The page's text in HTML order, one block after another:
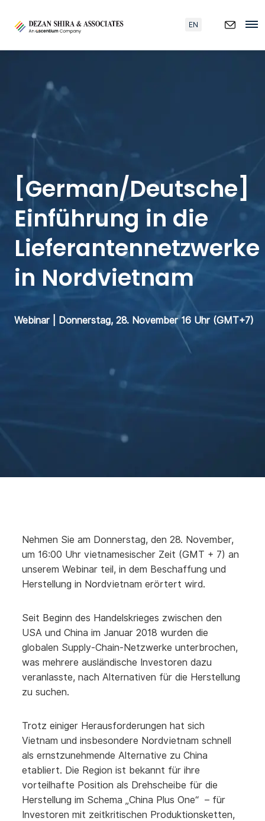
EN
[German/Deutsche]
Einführung in die
Lieferantennetzwerke
in Nordvietnam
Webinar | Donnerstag, 28. November 16 Uhr (GMT+7)
Nehmen Sie am Donnerstag, den 28. November,
um 16:00 Uhr vietnamesischer Zeit (GMT + 7) an
unserem Webinar teil, in dem Beschaffung und
Herstellung in Nordvietnam erörtert wird.
Seit Beginn des Handelskrieges zwischen den
USA und China im Januar 2018 wurden die
globalen Supply-Chain-Netzwerke unterbrochen,
was mehrere ausländische Investoren dazu
veranlasste, nach Alternativen für die Herstellung
zu suchen.
Trotz einiger Herausforderungen hat sich
Vietnam und insbesondere Nordvietnam schnell
als ernstzunehmende Alternative zu China
etabliert. Die Region ist bekannt für ihre
vorteilhafte Position als Drehscheibe für die
Herstellung im Schema „China Plus One“ – für
Investoren mit zeitkritischen Produktionsketten,